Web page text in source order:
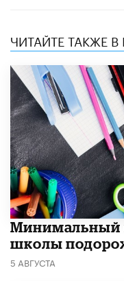
ЧИТАЙТЕ ТАКЖЕ
Минимальный
школы
5 АВГУСТА